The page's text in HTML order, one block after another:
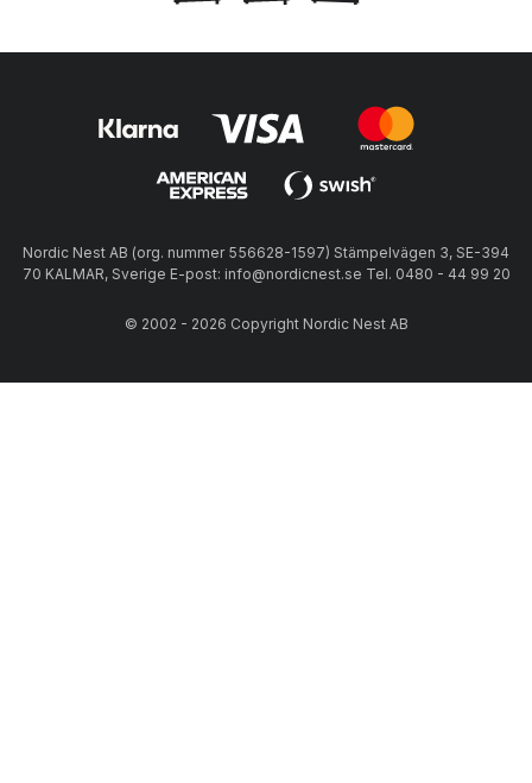
Nordic Nest AB (org. nummer 556628-1597) Stämpelvägen 3, SE-394
70 KALMAR, Sverige E-post: info@nordicnest.se Tel. 0480 - 44 99 20
© 2002 - 2026 Copyright Nordic Nest AB